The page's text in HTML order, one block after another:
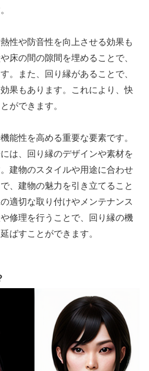
性や防音性を向上させる効果も
床の間の隙間を埋めることで、
。また、回り縁があることで、
果もあります。これにより、快
ができます。
能性を高める重要な要素です。
は、回り縁のデザインや素材を
建物のスタイルや用途に合わせ
、建物の魅力を引き立てること
適切な取り付けやメンテナンス
修理を行うことで、回り縁の機
ばすことができます。